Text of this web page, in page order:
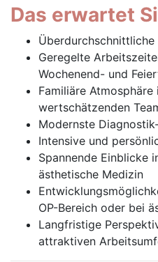
Das erwartet
Überdurchschnittliche
Geregelte
Wochenend- und
Familiäre Atmosphäre
wertschätzenden
Modernste
Intensive und
Spannende Einblicke
ästhetische Medizin
OP-Bereich oder bei
Langfristige
attraktiven